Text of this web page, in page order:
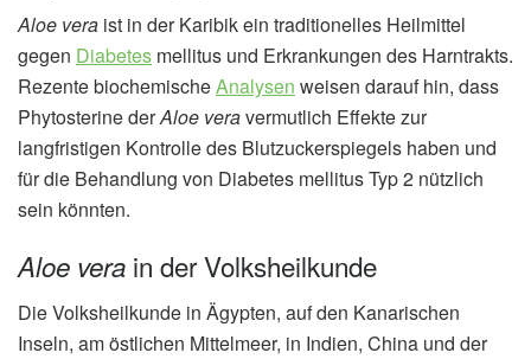
Aloe vera ist in der Karibik ein traditionelles Heilmittel
gegen Diabetes mellitus und Erkrankungen des Harntrakts.
Rezente biochemischeAnalysen weisen darauf hin, dass
Phytosterine derAloe veravermutlich Effekte zur
langfristigen Kontrolle des Blutzuckerspiegels haben und
für die Behandlung von Diabetes mellitus Typ 2 nützlich
sein könnten.
Aloe vera in der Volksheilkunde
Die Volksheilkunde in Ägypten, auf den Kanarischen
Inseln, am östlichen Mittelmeer, in Indien, China und der